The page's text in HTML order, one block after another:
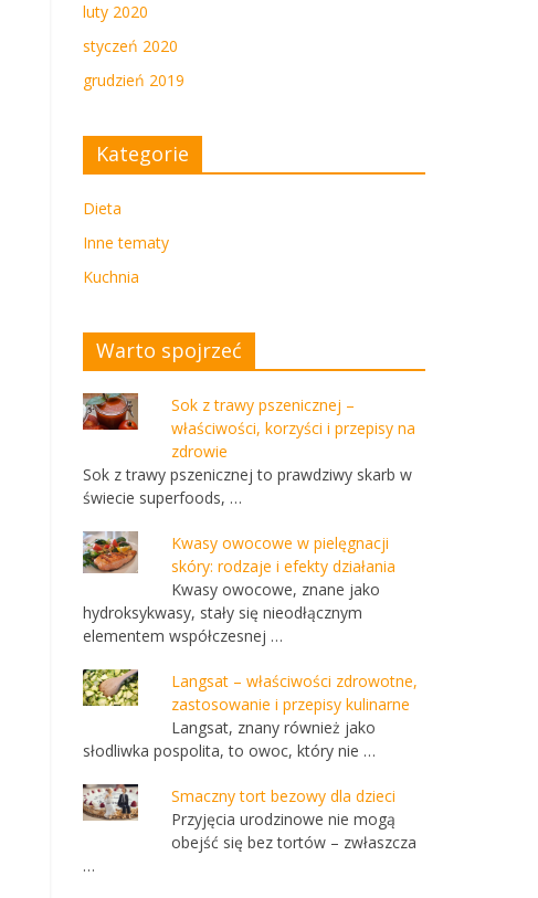
luty 2020
styczeń 2020
grudzień 2019
Kategorie
Dieta
Inne tematy
Kuchnia
Warto spojrzeć
Sok z trawy pszenicznej –
właściwości, korzyści i przepisy na
zdrowie
Sok z trawy pszenicznej to prawdziwy skarb w
świecie superfoods, …
Kwasy owocowe w pielęgnacji
skóry: rodzaje i efekty działania
Kwasy owocowe, znane jako
hydroksykwasy, stały się nieodłącznym
elementem współczesnej …
Langsat – właściwości zdrowotne,
zastosowanie i przepisy kulinarne
Langsat, znany również jako
słodliwka pospolita, to owoc, który nie …
Smaczny tort bezowy dla dzieci
Przyjęcia urodzinowe nie mogą
obejść się bez tortów – zwłaszcza
…